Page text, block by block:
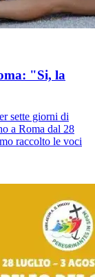
"Si, la
sette giorni di
a Roma dal 28
raccolto le voci